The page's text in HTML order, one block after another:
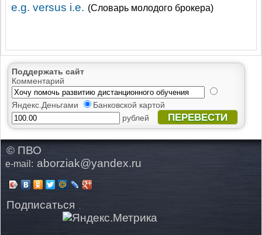
e.g. versus i.e. (Словарь молодого брокера)
Поддержать сайт
Комментарий
Яндекс.Деньгами
Банковской картой
рублей
ПЕРЕВЕСТИ
© ПВО
e-mail: aborziak@yandex.ru
Подписаться